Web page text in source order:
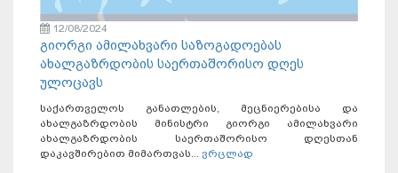
12/08/2024
გიორგი ამილახვარი საზოგადოებას
ახალგაზრდობის საერთაშორისო დღეს
ულოცავს
საქართველოს განათლების, მეცნიერებისა და
ახალგაზრდობის მინისტრი გიორგი ამილახვარი
ახალგაზრდობის საერთაშორისო დღესთან
დაკავშირებით მიმართვას... ვრცლად